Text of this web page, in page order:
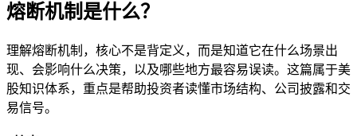
熔断机制是什么？
理解熔断机制，核心不是背定义，而是知道它在什么场景出
现、会影响什么决策，以及哪些地方最容易误读。这篇属于美
股知识体系，重点是帮助投资者读懂市场结构、公司披露和交
易信号。